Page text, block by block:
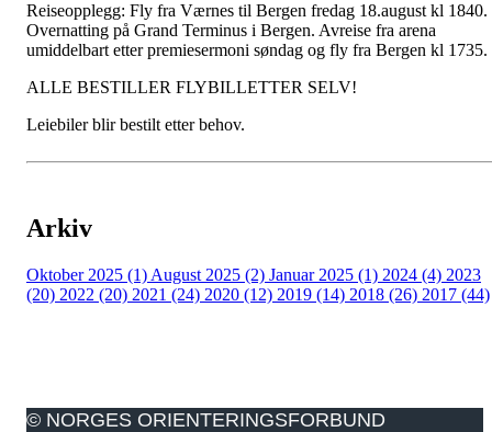
Reiseopplegg: Fly fra Værnes til Bergen fredag 18.august kl 1840.
Overnatting på Grand Terminus i Bergen. Avreise fra arena
umiddelbart etter premiesermoni søndag og fly fra Bergen kl 1735.
ALLE BESTILLER FLYBILLETTER SELV!
Leiebiler blir bestilt etter behov.
Arkiv
Oktober 2025 (1) August 2025 (2) Januar 2025 (1) 2024 (4) 2023
(20) 2022 (20) 2021 (24) 2020 (12) 2019 (14) 2018 (26) 2017 (44)
© NORGES ORIENTERINGSFORBUND